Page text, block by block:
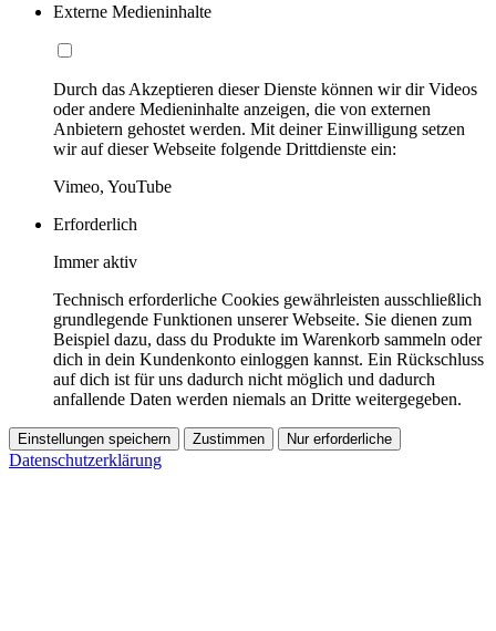
Externe Medieninhalte
Durch das Akzeptieren dieser Dienste können wir dir Videos
oder andere Medieninhalte anzeigen, die von externen
Anbietern gehostet werden. Mit deiner Einwilligung setzen
wir auf dieser Webseite folgende Drittdienste ein:
Vimeo, YouTube
Erforderlich
Immer aktiv
Technisch erforderliche Cookies gewährleisten ausschließlich
grundlegende Funktionen unserer Webseite. Sie dienen zum
Beispiel dazu, dass du Produkte im Warenkorb sammeln oder
dich in dein Kundenkonto einloggen kannst. Ein Rückschluss
auf dich ist für uns dadurch nicht möglich und dadurch
anfallende Daten werden niemals an Dritte weitergegeben.
Einstellungen speichern Zustimmen Nur erforderliche
Datenschutzerklärung